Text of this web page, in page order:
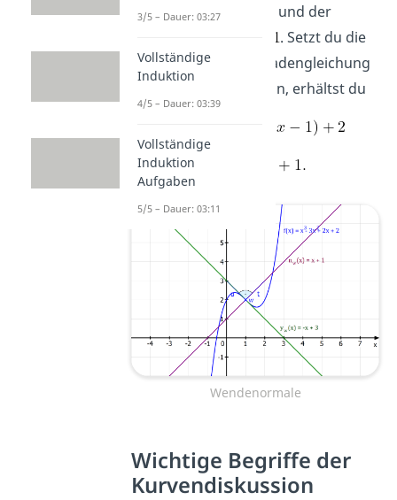
und der
. Setzt du die
Werte nun in die Geradengleichung
der Wendenormale ein, erhältst du
Wendenormale
Wichtige Begriffe der
Kurvendiskussion
3/5 – Dauer: 03:27
Vollständige
Induktion
4/5 – Dauer: 03:39
Vollständige
Induktion
Aufgaben
5/5 – Dauer: 03:11